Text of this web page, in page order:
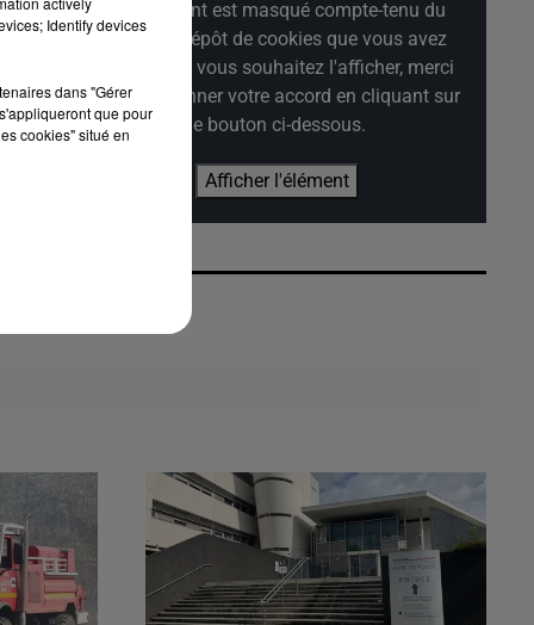
Cet élément est masqué compte-tenu du
refus du dépôt de cookies que vous avez
exprimé. Si vous souhaitez l'afficher, merci
de nous donner votre accord en cliquant sur
le bouton ci-dessous.
Afficher l'élément
Identify devices
dans "Gérer
que pour
cookies" situé en